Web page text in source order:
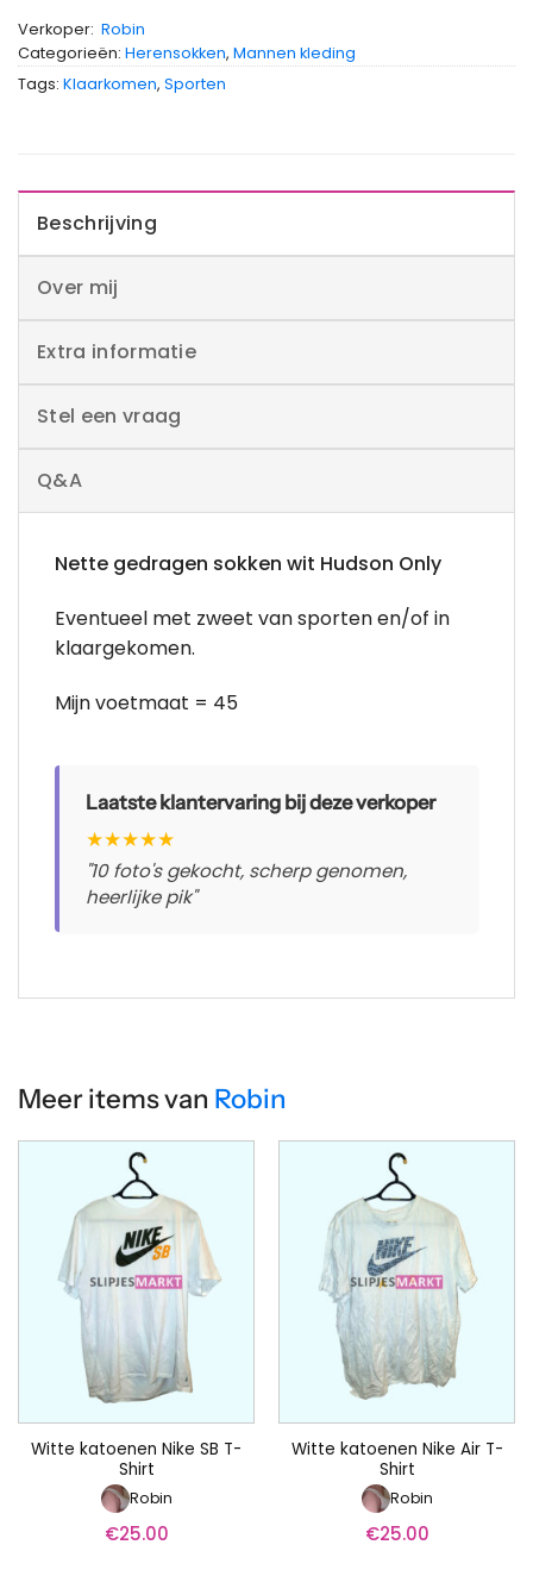
Verkoper: Robin
Categorieën: Herensokken, Mannen kleding
Tags: Klaarkomen, Sporten
Beschrijving
Over mij
Extra informatie
Stel een vraag
Q&A
Nette gedragen sokken wit Hudson Only
Eventueel met zweet van sporten en/of in
klaargekomen.
Mijn voetmaat = 45
Laatste klantervaring bij deze verkoper
★★★★★
"10 foto's gekocht, scherp genomen,
heerlijke pik"
Meer items van Robin
Witte katoenen Nike SB T-
Shirt
Robin
€25.00
Witte katoenen Nike Air T-
Shirt
Robin
€25.00